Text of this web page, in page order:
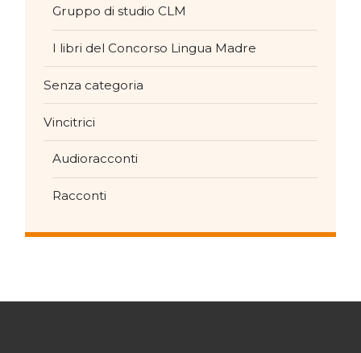
Gruppo di studio CLM
I libri del Concorso Lingua Madre
Senza categoria
Vincitrici
Audioracconti
Racconti